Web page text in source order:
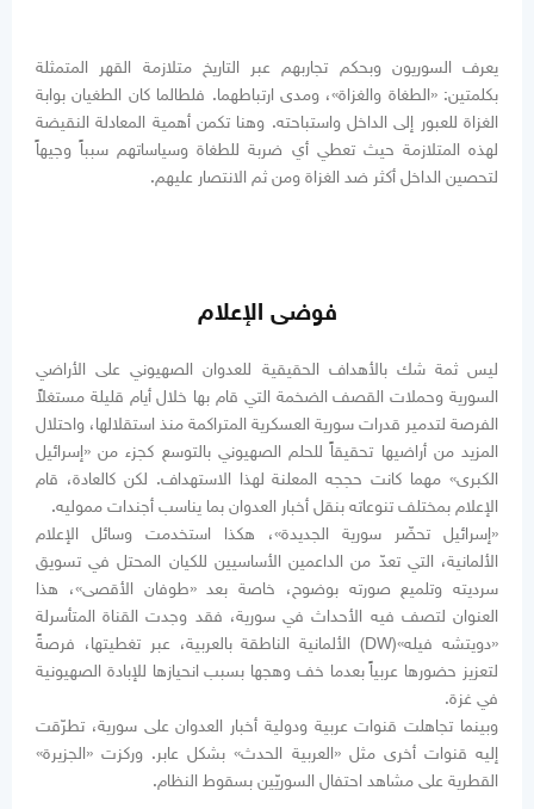
يعرف السوريون وبحكم تجاربهم عبر التاريخ متلازمة القهر المتمثلة
بكلمتين: «الطغاة والغزاة»، ومدى ارتباطهما. فلطالما كان الطغيان بوابة
الغزاة للعبور إلى الداخل واستباحته. وهنا تكمن أهمية المعادلة النقيضة
لهذه المتلازمة حيث تعطي أي ضربة للطغاة وسياساتهم سبباً وجيهاً
لتحصين الداخل أكثر ضد الغزاة ومن ثم الانتصار عليهم.
فوضى الإعلام
ليس ثمة شك بالأهداف الحقيقية للعدوان الصهيوني على الأراضي
السورية وحملات القصف الضخمة التي قام بها خلال أيام قليلة مستغلاً
الفرصة لتدمير قدرات سورية العسكرية المتراكمة منذ استقلالها، واحتلال
المزيد من أراضيها تحقيقاً للحلم الصهيوني بالتوسع كجزء من «إسرائيل
الكبرى» مهما كانت حججه المعلنة لهذا الاستهداف. لكن كالعادة، قام
الإعلام بمختلف تنوعاته بنقل أخبار العدوان بما يناسب أجندات مموليه.
«إسرائيل تحضّر سورية الجديدة»، هكذا استخدمت وسائل الإعلام
الألمانية، التي تعدّ من الداعمين الأساسيين للكيان المحتل في تسويق
سرديته وتلميع صورته بوضوح، خاصة بعد «طوفان الأقصى»، هذا
العنوان لتصف فيه الأحداث في سورية، فقد وجدت القناة المتأسرلة
«دويتشه فيله»(DW) الألمانية الناطقة بالعربية، عبر تغطيتها، فرصةً
لتعزيز حضورها عربياً بعدما خف وهجها بسبب انحيازها للإبادة الصهيونية
في غزة.
وبينما تجاهلت قنوات عربية ودولية أخبار العدوان على سورية، تطرّقت
إليه قنوات أخرى مثل «العربية الحدث» بشكل عابر. وركزت «الجزيرة»
القطرية على مشاهد احتفال السوريّين بسقوط النظام.